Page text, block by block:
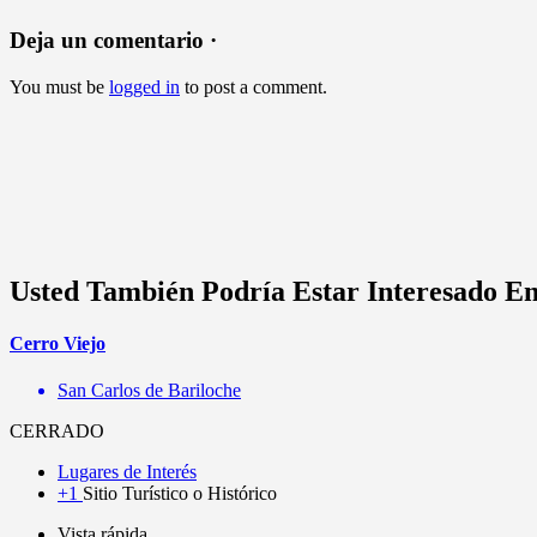
Deja un comentario ·
You must be logged in to post a comment.
Usted También Podría Estar Interesado
Cerro Viejo
San Carlos de Bariloche
CERRADO
Lugares de Interés
+1 Sitio Turístico o Histórico